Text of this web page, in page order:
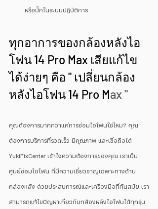
หรือบั๊กในระบบปฏิบัติการ
ทุกอาการของกล้องหลังไอ
โฟน 14 Pro Max เสียแก้ไข
ได้ง่ายๆ คือ " เปลี่ยนกล้อง
หลังไอโฟน 14 Pro Max "
คุณต้องการมากกว่าแค่การซ่อมไอโฟนใช่ไหม? คุณ
ต้องการบริการที่รวดเร็ว มีคุณภาพ และเชื่อถือได้
YukiFixCenter เข้าใจความต้องการของคุณ เราเป็น
ศูนย์ซ่อมไอโฟน ที่มีความเชี่ยวชาญเฉพาะทางด้าน
กล้องหลัง ด้วยประสบการณ์และเครื่องมือที่ทันสมัย เรา
สามารถแก้ไขปัญหาเกี่ยวกับกล้องหลังไอโฟนได้ทุกรุ่น